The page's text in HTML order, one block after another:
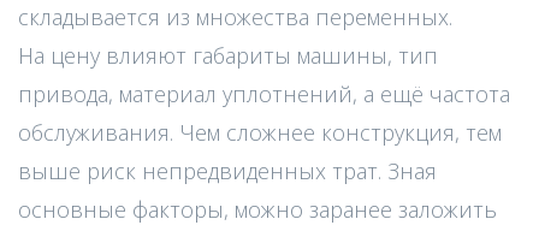
складывается из множества переменных.
На цену влияют габариты машины, тип
привода, материал уплотнений, а ещё частота
обслуживания. Чем сложнее конструкция, тем
выше риск непредвиденных трат. Зная
основные факторы, можно заранее заложить